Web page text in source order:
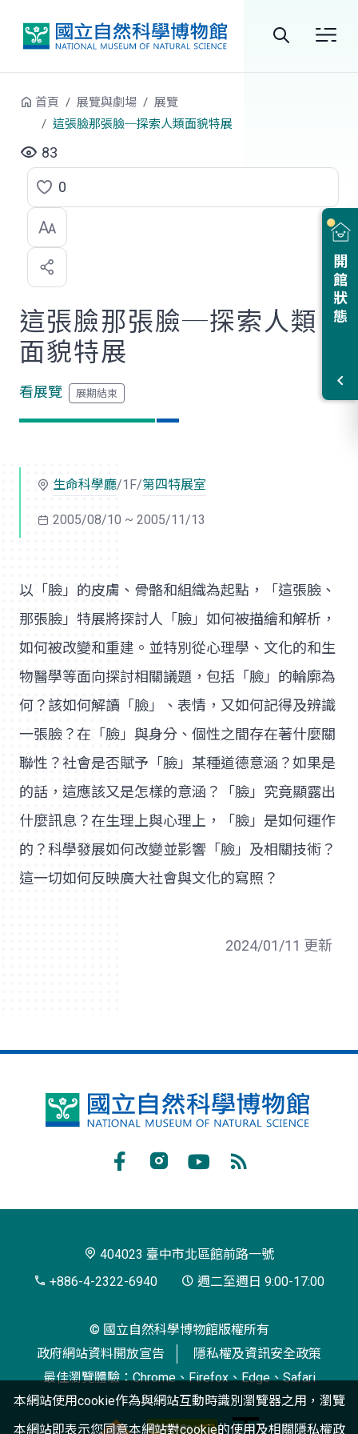
開館狀態
首頁 展覽與劇場
展覽
這張臉那張臉─探索人類面貌特展
83
點
選
喜
歡
0
這張臉那張臉─探索人類
面貌特展
看展覽
生命科學廳/1F/第四特展室
2005/08/10 ~ 2005/11/13
以「臉」的皮膚、骨骼和組織為起點，「這張臉、
那張臉」特展將探討人「臉」如何被描繪和解析，
如何被改變和重建。並特別從心理學、文化的和生
物醫學等面向探討相關議題，包括「臉」的輪廓為
何？該如何解讀「臉」、表情，又如何記得及辨識
一張臉？在「臉」與身分、個性之間存在著什麼關
聯性？社會是否賦予「臉」某種道德意涵？如果是
的話，這應該又是怎樣的意涵？「臉」究竟顯露出
什麼訊息？在生理上與心理上，「臉」是如何運作
的？科學發展如何改變並影響「臉」及相關技術？
這一切如何反映廣大社會與文化的寫照？
2024/01/11 更新
國
博
閱
404023 臺中市北區館前路一號
+886-4-2322-6940
週二至週日 9:00-17:00
© 國立自然科學博物館版權所有
政府網站資料開放宣告
隱私權及資訊安全政策
最佳瀏覽體驗：Chrome、Firefox、Edge、Safari
本網站使用cookie作為與網站互動時識別瀏覽器之用，瀏覽
本網站即表示您同意本網站對cookie的使用及相關隱私權政